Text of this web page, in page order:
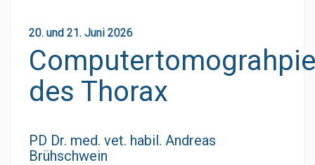
20. und 21. Juni 2026
Computertomograhpie
des Thorax
PD Dr. med. vet. habil. Andreas
Brühschwein